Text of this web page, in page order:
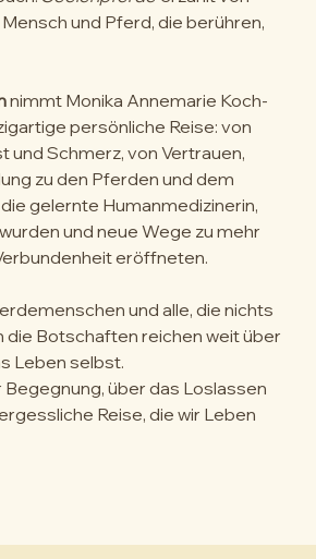
und Pferd, die berühren,
nimmt Monika Annemarie Koch-
persönliche Reise: von
und Schmerz, von Vertrauen,
zu den Pferden und dem
gelernte Humanmedizinerin,
und neue Wege zu mehr
eröffneten.
und alle, die nichts
die Botschaften reichen weit über
Leben selbst.
über das Loslassen
Reise, die wir Leben